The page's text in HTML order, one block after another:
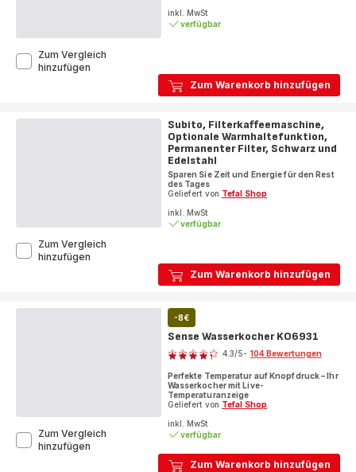
Zum Warenkorb hinzufügen
inkl. MwSt
verfügbar
Zum Vergleich
hinzufügen
Zum Warenkorb hinzufügen
Subito, Filterkaffeemaschine,
Optionale Warmhaltefunktion,
Permanenter Filter, Schwarz und
Edelstahl
Sparen Sie Zeit und Energie für den Rest
des Tages
Geliefert von Tefal Shop
inkl. MwSt
verfügbar
Zum Vergleich
hinzufügen
Filterkaffeemaschine,
Permanenter
Zum Warenkorb hinzufügen
-8€
Sense Wasserkocher KO6931
Bewertung
4.3/5- 104 Bewertungen
Perfekte Temperatur auf Knopfdruck – Ihr
Wasserkocher mit Live-
Temperaturanzeige
Geliefert von Tefal Shop
inkl. MwSt
verfügbar
Zum Vergleich
hinzufügen
Wasserkocher